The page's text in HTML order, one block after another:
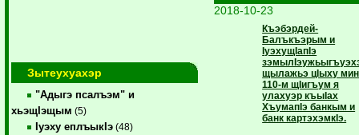
Зытеухуахэр
"Адыгэ псалъэм" и
хьэщIэщым (5)
Iуэху еплъыкIэ (48)
2018-10-23
Къэбэрдей-
Балъкъэрым и
IуэхущIапIэ
щылажьэ цIыху
110-м щIигъум я
улахуэр къыIах
ХъумапIэ банкым и
банк картэхэмкIэ.